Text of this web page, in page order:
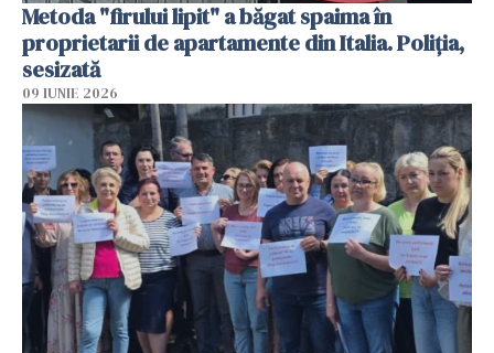
Metoda "firului lipit" a băgat spaima în
proprietarii de apartamente din Italia. Poliția,
sesizată
09 IUNIE 2026